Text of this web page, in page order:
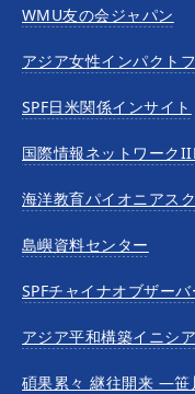
WMU友の会ジャパン
アジア女性インパクト
SPF日米関係インサイト
国際情報ネットワーク
海洋教育パイオニアス
島嶼資料センター
SPFチャイナオブザーバ
アジア平和構築イニシ
碩果累々 継往開来 —